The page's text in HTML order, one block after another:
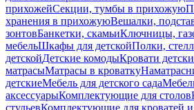
прихожейСекции, тумбы в прихожую
хранения в прихожуюВешалки,
зонтовБанкетки, скамьиКлючницы,
мебельШкафы для детскойПолки,
детскойДетские комодыКровати
матрасыМатрасы в кроватку
детскиеМебель для детского сада
аксессуарыКомплектующие для столов
стульевКомплектующие для кроватей и